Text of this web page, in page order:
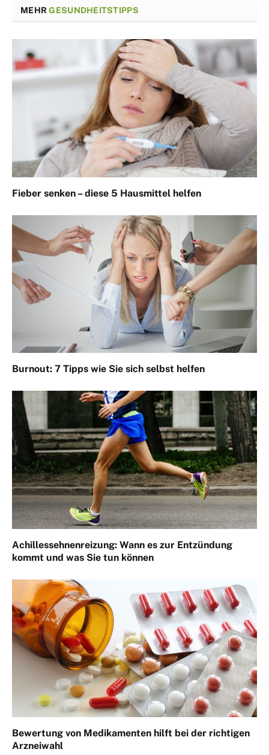
MEHRGESUNDHEITSTIPPS
Fieber senken – diese 5 Hausmittel helfen
Burnout: 7 Tipps wie Sie sich selbst helfen
Achillessehnenreizung: Wann es zur Entzündung
kommt und was Sie tun können
Bewertung von Medikamenten hilft bei der richtigen
Arzneiwahl